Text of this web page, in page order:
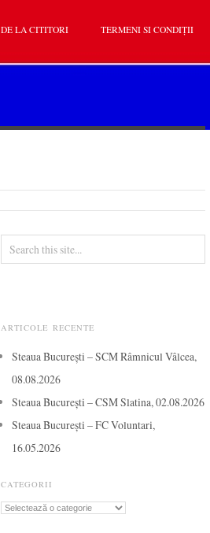
DE LA CITITORI TERMENI SI CONDIȚII
ARTICOLE RECENTE
Steaua București – SCM Râmnicul Vâlcea,
08.08.2026
Steaua București – CSM Slatina, 02.08.2026
Steaua București – FC Voluntari,
16.05.2026
CATEGORII
Categorii